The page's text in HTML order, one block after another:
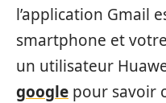
l’application Gmail
smartphone et
un utilisateur
google pour savoir